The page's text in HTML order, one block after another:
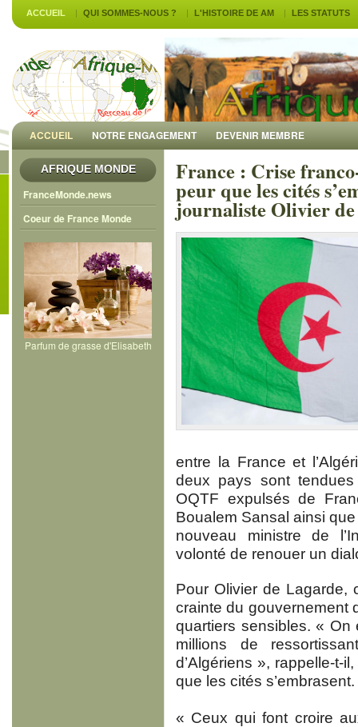
ACCUEIL QUI SOMMES-NOUS ? L'HISTOIRE DE AM LES STATUTS
ACCUEIL NOTRE ENGAGEMENT DEVENIR MEMBRE
AFRIQUE MONDE
FranceMonde.news
Coeur de France Monde
Parfum de grasse d'Elisabeth
France : Crise
peur que les cités
journaliste Olivier
entre la France et
deux pays sont
OQTF expulsés de
Boualem Sansal ainsi
nouveau ministre de
volonté de renouer un
Pour Olivier de Lagarde,
crainte du gouvernement
quartiers sensibles. «
millions de
d’Algériens », rappelle-t-
que les cités s’embrasent.
« Ceux qui font croire